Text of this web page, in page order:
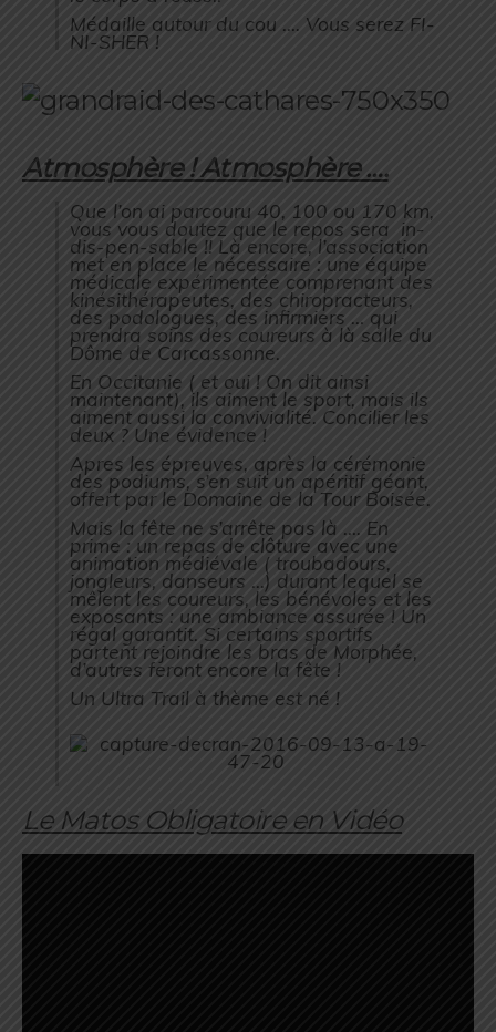
Médaille autour du cou …. Vous serez FI-
NI-SHER !
Atmosphère ! Atmosphère ….
Que l’on ai parcouru 40, 100 ou 170 km,
vous vous doutez que le repos sera in-
dis-pen-sable !! Là encore, l’association
met en place le nécessaire : une équipe
médicale expérimentée comprenant des
kinésithérapeutes, des chiropracteurs,
des podologues, des infirmiers … qui
prendra soins des coureurs à là salle du
Dôme de Carcassonne.
En Occitanie ( et oui ! On dit ainsi
maintenant), ils aiment le sport, mais ils
aiment aussi la convivialité. Concilier les
deux ? Une évidence !
Apres les épreuves, après la cérémonie
des podiums, s’en suit un apéritif géant,
offert par le Domaine de la Tour Boisée.
Mais la fête ne s’arrête pas là …. En
prime : un repas de clôture avec une
animation médiévale ( troubadours,
jongleurs, danseurs …) durant lequel se
mêlent les coureurs, les bénévoles et les
exposants : une ambiance assurée ! Un
régal garantit. Si certains sportifs
partent rejoindre les bras de Morphée,
d’autres feront encore la fête !
Un Ultra Trail à thème est né !
Le Matos Obligatoire en Vidéo